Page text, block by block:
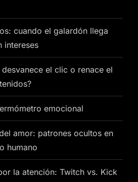
cuando el galardón llega
intereses
el clic o renace el
emocional
amor: patrones ocultos en
humano
la atención: Twitch vs. Kick